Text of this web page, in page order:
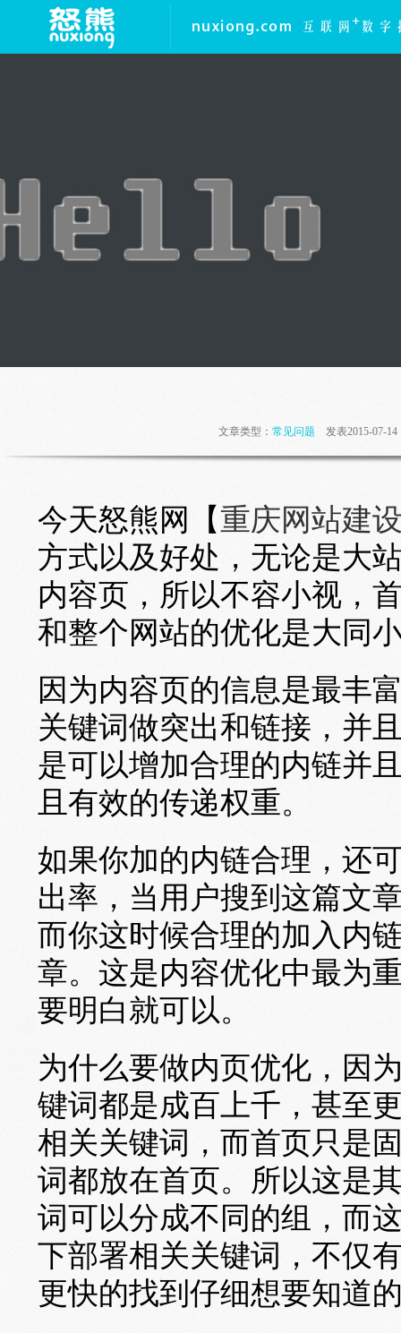
文章类型： 常见问题 发表2015-07-
今天怒熊网【重庆网站建
方式以及好处，无论是大
内容页，所以不容小视，
和整个网站的优化是大同
因为内容页的信息是最丰
关键词做突出和链接，并
是可以增加合理的内链并
且有效的传递权重。
如果你加的内链合理，还
出率，当用户搜到这篇文
而你这时候合理的加入内
章。这是内容优化中最为
要明白就可以。
为什么要做内页优化，因
键词都是成百上千，甚至
相关关键词，而首页只是
词都放在首页。所以这是
词可以分成不同的组，而
下部署相关关键词，不仅
更快的找到仔细想要知道